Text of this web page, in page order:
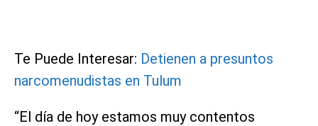
Te Puede Interesar: Detienen a presuntos
narcomenudistas en Tulum
“El día de hoy estamos muy contentos